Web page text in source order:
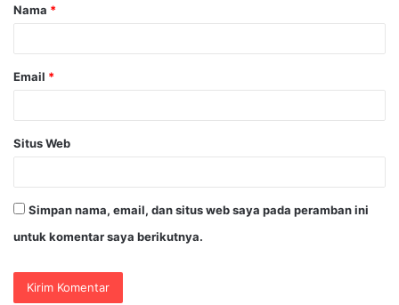
r
Nama *
Email *
Situs Web
Simpan nama, email, dan situs web saya pada peramban ini
untuk komentar saya berikutnya.